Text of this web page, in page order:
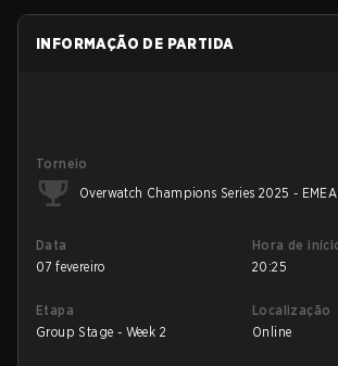
INFORMAÇÃO DE PARTIDA
Torneio
Overwatch Champions Series 2025 - EMEA
Data
07 fevereiro
Hora de
20:25
Etapa
Group Stage - Week 2
Localização
Online